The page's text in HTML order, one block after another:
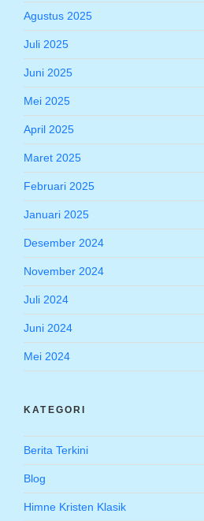
Agustus 2025
Juli 2025
Juni 2025
Mei 2025
April 2025
Maret 2025
Februari 2025
Januari 2025
Desember 2024
November 2024
Juli 2024
Juni 2024
Mei 2024
KATEGORI
Berita Terkini
Blog
Himne Kristen Klasik